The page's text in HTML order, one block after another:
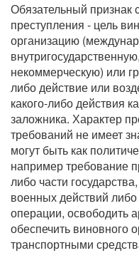
Обязательный признак
преступления - цель
организацию
некоммерческую) или
либо действие или
какого-либо действия
заложника. Характер
требований не имеет
могут быть как
например требование
либо части
военных действий либо
операции, освободить
обеспечить виновного
транспортными